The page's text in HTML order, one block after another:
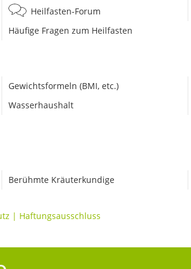
Heilfasten-Forum
Häufige Fragen zum Heilfasten
Gewichtsformeln (BMI, etc.)
Wasserhaushalt
Berühmte Kräuterkundige
| Haftungsausschluss